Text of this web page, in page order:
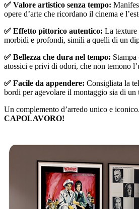
✅ Valore artistico senza tempo:
opere d’arte che ricordano il cinema e
✅ Effetto pittorico autentico: La texture
morbidi e profondi, simili a quelli di un
✅ Bellezza che dura nel tempo:
atossici e privi di odori, che non temono
✅ Facile da appendere: Consigliata la
bordi per agevolare il montaggio sia di un
Un complemento d’arredo unico e iconico.
CAPOLAVORO!